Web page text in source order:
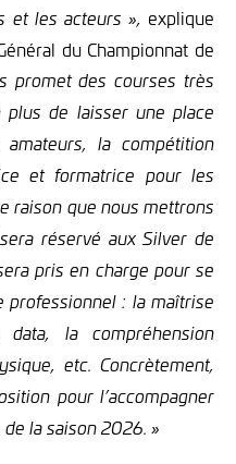
et les acteurs », explique
du Championnat de
promet des courses très
de laisser une place
la compétition
et formatrice pour les
raison que nous mettrons
réservé aux Silver de
pris en charge pour se
: la maîtrise
data, la compréhension
etc. Concrètement,
pour l’accompagner
la saison 2026. »